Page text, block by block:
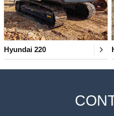
Hyundai 220